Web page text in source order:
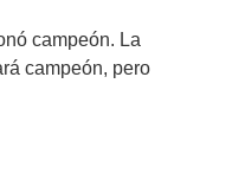
campeón. La
campeón, pero